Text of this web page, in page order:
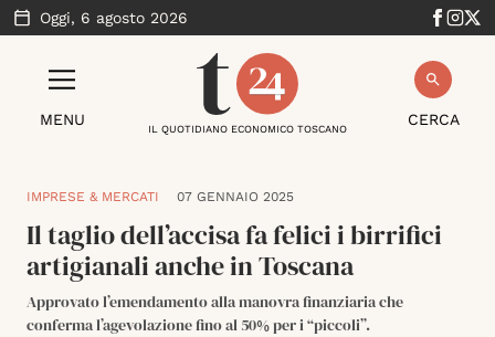
Oggi, 6 agosto 2026
MENU CERCA
IL QUOTIDIANO ECONOMICO TOSCANO
IMPRESE & MERCATI 07 GENNAIO 2025
Il taglio dell’accisa fa felici i birrifici
artigianali anche in Toscana
Approvato l’emendamento alla manovra finanziaria che
conferma l’agevolazione fino al 50% per i “piccoli”.